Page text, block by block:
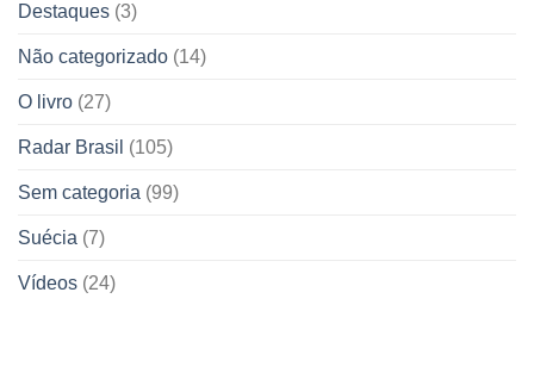
Destaques (3)
Não categorizado (14)
O livro (27)
Radar Brasil (105)
Sem categoria (99)
Suécia (7)
Vídeos (24)